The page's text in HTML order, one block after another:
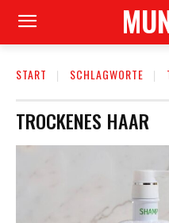
START SCHLAGWORTE
TROCKENES HAAR